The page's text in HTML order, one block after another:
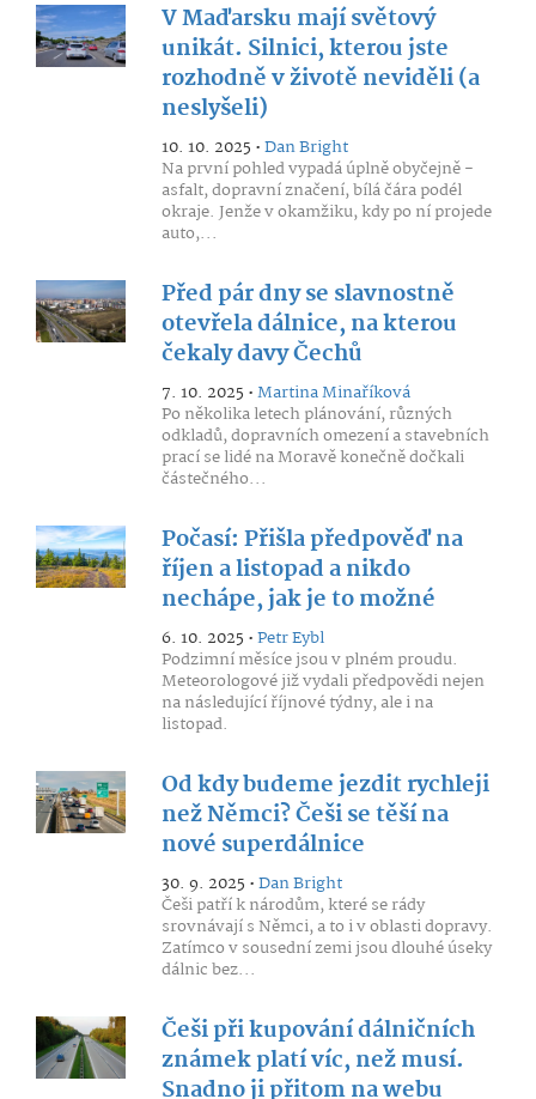
V Maďarsku mají světový
unikát. Silnici, kterou jste
rozhodně v životě neviděli (a
neslyšeli)
10. 10. 2025 •Dan Bright
Na první pohled vypadá úplně obyčejně -
asfalt, dopravní značení, bílá čára podél
okraje. Jenže v okamžiku, kdy po ní projede
auto,...
Před pár dny se slavnostně
otevřela dálnice, na kterou
čekaly davy Čechů
7. 10. 2025 •Martina Minaříková
Po několika letech plánování, různých
odkladů, dopravních omezení a stavebních
prací se lidé na Moravě konečně dočkali
částečného...
Počasí: Přišla předpověď na
říjen a listopad a nikdo
nechápe, jak je to možné
6. 10. 2025 •Petr Eybl
Podzimní měsíce jsou v plném proudu.
Meteorologové již vydali předpovědi nejen
na následující říjnové týdny, ale i na
listopad.
Od kdy budeme jezdit rychleji
než Němci? Češi se těší na
nové superdálnice
30. 9. 2025 •Dan Bright
Češi patří k národům, které se rády
srovnávají s Němci, a to i v oblasti dopravy.
Zatímco v sousední zemi jsou dlouhé úseky
dálnic bez...
Češi při kupování dálničních
známek platí víc, než musí.
Snadno ji přitom na webu